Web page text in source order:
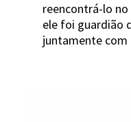
reencontrá-lo
ele foi guardião
juntamente com